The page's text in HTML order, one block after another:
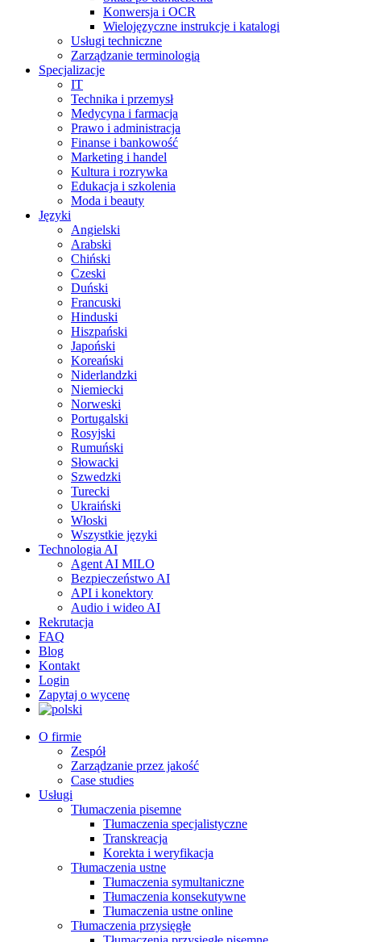
Konwersja i OCR
Wielojęzyczne instrukcje i katalogi
Usługi techniczne
Zarządzanie terminologią
Specjalizacje
IT
Technika i przemysł
Medycyna i farmacja
Prawo i administracja
Finanse i bankowość
Marketing i handel
Kultura i rozrywka
Edukacja i szkolenia
Moda i beauty
Języki
Angielski
Arabski
Chiński
Czeski
Duński
Francuski
Hinduski
Hiszpański
Japoński
Koreański
Niderlandzki
Niemiecki
Norweski
Portugalski
Rosyjski
Rumuński
Słowacki
Szwedzki
Turecki
Ukraiński
Włoski
Wszystkie języki
Technologia AI
Agent AI MILO
Bezpieczeństwo AI
API i konektory
Audio i wideo AI
Rekrutacja
FAQ
Blog
Kontakt
Login
Zapytaj o wycenę
O firmie
Zespół
Zarządzanie przez jakość
Case studies
Usługi
Tłumaczenia pisemne
Tłumaczenia specjalistyczne
Transkreacja
Korekta i weryfikacja
Tłumaczenia ustne
Tłumaczenia symultaniczne
Tłumaczenia konsekutywne
Tłumaczenia ustne online
Tłumaczenia przysięgłe